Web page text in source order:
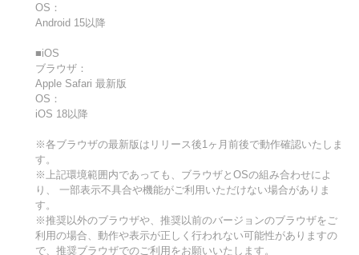
OS：
Android 15以降
■iOS
ブラウザ：
Apple Safari 最新版
OS：
iOS 18以降
※各ブラウザの最新版はリリース後1ヶ月前後で動作確認いたしま
す。
※上記環境範囲内であっても、ブラウザとOSの組み合わせによ
り、 一部表示不具合や機能がご利用いただけない場合がありま
す。
※推奨以外のブラウザや、推奨以前のバージョンのブラウザをご
利用の場合、動作や表示が正しく行われない可能性がありますの
で、推奨ブラウザでのご利用をお願いいたします。